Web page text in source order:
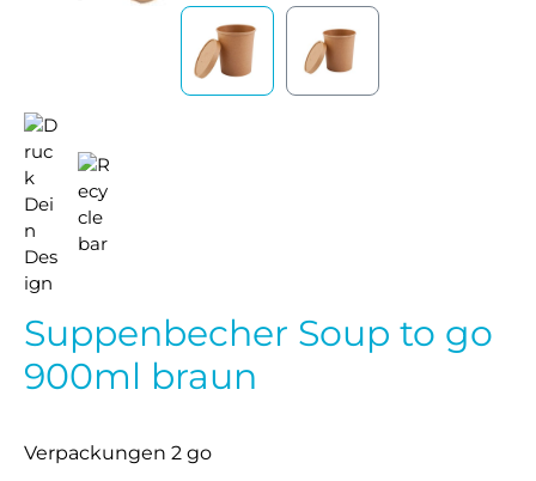
Suppenbecher Soup to go
900ml braun
Verpackungen 2 go